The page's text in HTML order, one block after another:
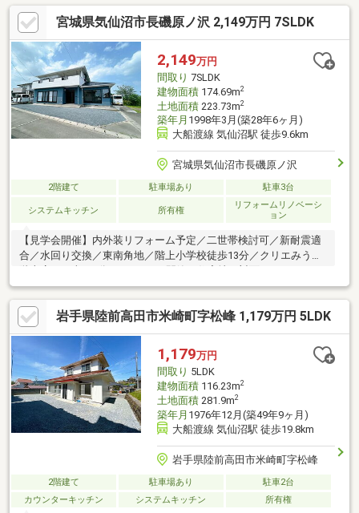
宮城県気仙沼市長磯原ノ沢 2,149万円 7SLDK
2,149万円
間取り 7SLDK
建物面積174.69m2
土地面積223.73m2
築年月 1998年3月(築28年6ヶ月)
大船渡線 気仙沼駅 徒歩9.6km
宮城県気仙沼市長磯原ノ沢
2階建て 駐車場あり 駐車3台
システムキッチン 所有権
リフォームリノベーシ
ョン
【見学会開催】内外装リフォーム予定／二世帯検討可／新耐震適
合／水回り交換／東南角地／階上小学校徒歩13分／クリエみうら
岩手県陸前高田市米崎町字松峰 1,179万円 5LDK
1,179万円
間取り 5LDK
建物面積116.23m2
土地面積281.9m2
築年月 1976年12月(築49年9ヶ月)
大船渡線 気仙沼駅 徒歩19.8km
岩手県陸前高田市米崎町字松峰
2階建て 駐車場あり
駐車2台
カウンターキッチン
システムキッチン 所有権